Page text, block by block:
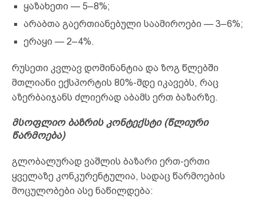
ყაზახეთი — 5–8%;
არაბთა გაერთიანებული საამიროები — 3–6%;
ერაყი — 2–4%.
რუსეთი კვლავ დომინანტია და ზოგ წლებში
მთლიანი ექსპორტის 80%-მდე იკავებს, რაც
აზერბაიჯანს ძლიერად აბამს ერთ ბაზარზე.
მსოფლიო ბაზრის კონტექსტი (წლიური
წარმოება)
გლობალურად ვაშლის ბაზარი ერთ-ერთი
ყველაზე კონკურენტულია, სადაც წარმოების
მოცულობები ასე ნაწილდება: